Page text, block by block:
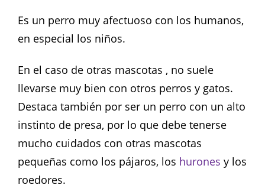
Es un perro muy afectuoso con los humanos,
en especial los niños.
En el caso de otras mascotas , no suele
llevarse muy bien con otros perros y gatos.
Destaca también por ser un perro con un alto
instinto de presa, por lo que debe tenerse
mucho cuidados con otras mascotas
pequeñas como los pájaros, los hurones y los
roedores.